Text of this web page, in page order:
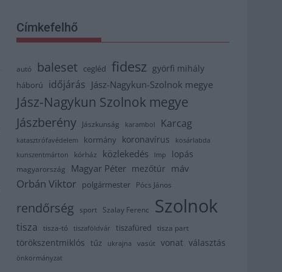
Címkefelhő
autó baleset cegléd fidesz györfi mihály
háború időjárás Jász-Nagykun-Szolnok megye
Jász-Nagykun Szolnok megye
Jászberény Jászkunság karambol Karcag
katasztrófavédelem kormány koronavírus
kosárlabda
kunszentmárton
kórház közlekedés lmp lopás
magyarország Magyar Péter mezőtúr máv
Orbán Viktor polgármester Pócs János
rendőrség sport Szalay Ferenc Szolnok
tisza tisza-tó tiszaföldvár tiszafüred tisza part
törökszentmiklós tűz ukrajna vasút vonat választás
önkormányzat